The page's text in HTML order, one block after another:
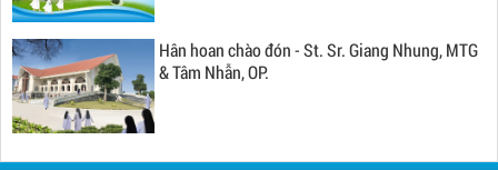
Hân hoan chào đón - St. Sr. Giang Nhung, MTG
& Tâm Nhẫn, OP.